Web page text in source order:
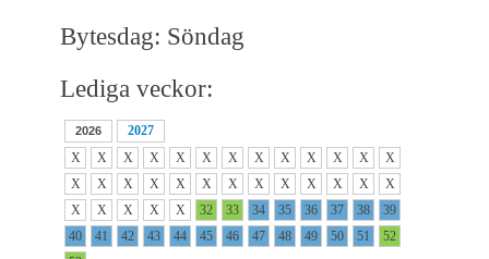
Bytesdag: Söndag
Lediga veckor:
2026
2027
X
X X X X X X X X X X X
X
X
X X X X X X X X X X X
X
X
X X X X 32 33 34 35 36 37 38
39
40
41 42 43 44 45 46 47 48 49 50 51
52